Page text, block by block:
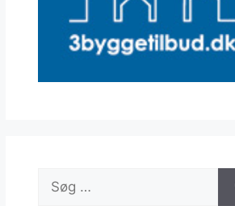
Søg
efter: